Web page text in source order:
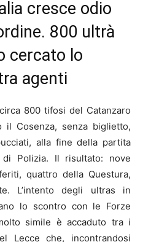
cresce odio
800 ultrà
cercato lo
agenti
800 tifosi del Catanzaro
il Cosenza, senza biglietto,
alla fine della partita
Polizia. Il risultato: nove
quattro della Questura,
L’intento degli ultras in
lo scontro con le Forze
simile è accaduto tra i
Lecce che, incontrandosi